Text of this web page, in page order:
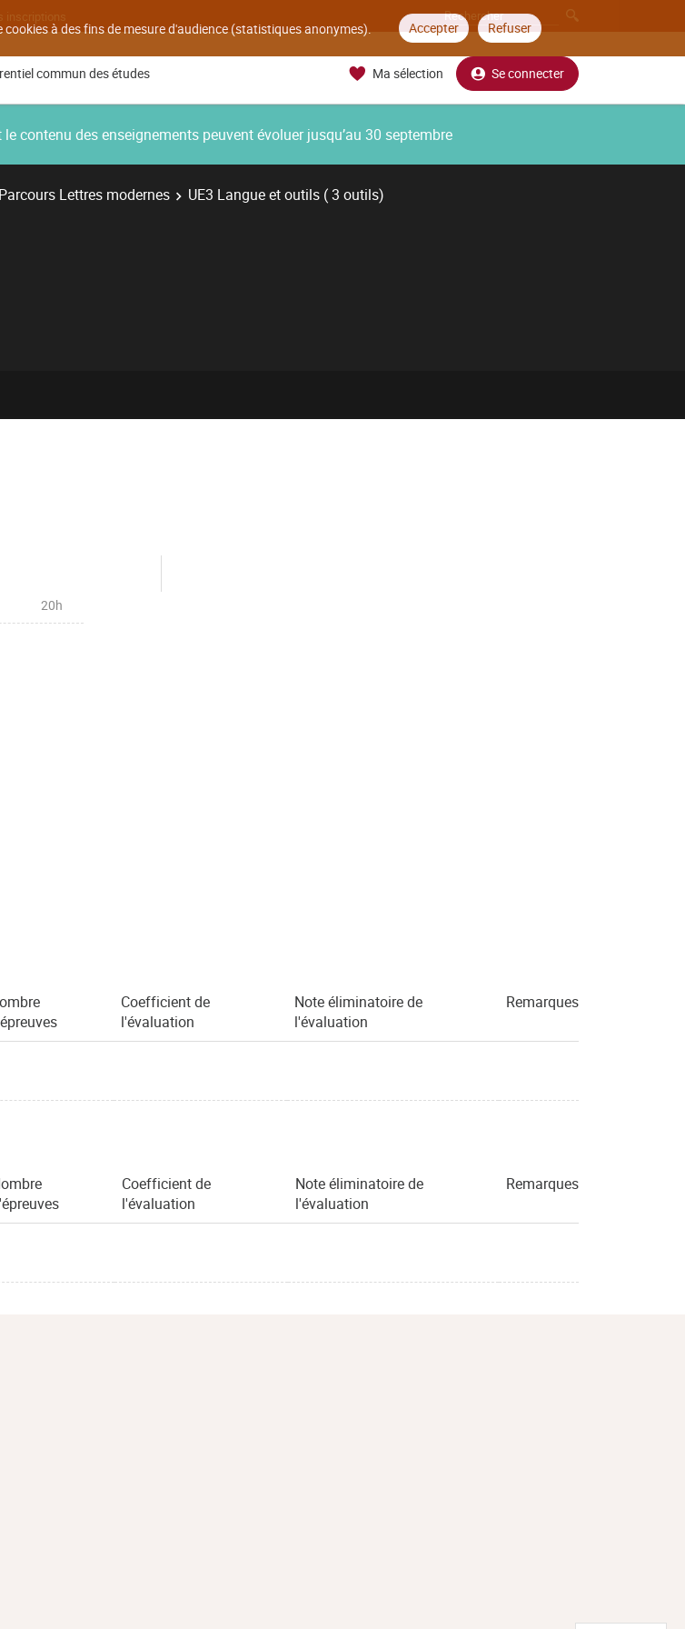
à des fins de mesure d'audience (statistiques anonymes). Accepter Refuser
inscriptions
commun des études Ma sélection Se connecter
contenu des enseignements peuvent évoluer jusqu’au 30 septembre
Parcours Lettres modernes
UE3 Langue et outils ( 3 outils)
20h
Coefficient de
l'évaluation
Note éliminatoire de
l'évaluation
Remarques
Coefficient de
l'évaluation
Note éliminatoire de
l'évaluation
Remarques